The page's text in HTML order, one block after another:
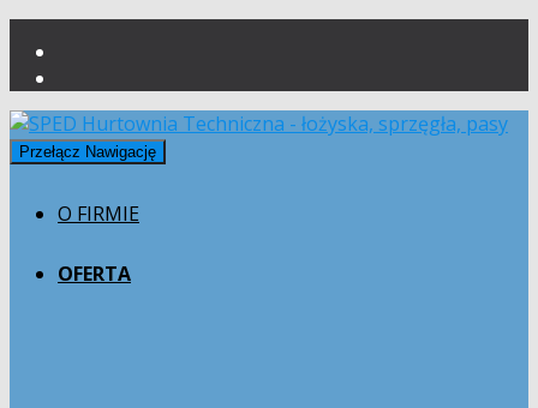
Przełącz Nawigację
O FIRMIE
OFERTA